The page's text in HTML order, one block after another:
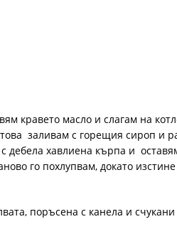
кравето масло и слагам на
заливам с горещия сироп и
дебела хавлиена кърпа и
го похлупвам, докато
поръсена с канела и